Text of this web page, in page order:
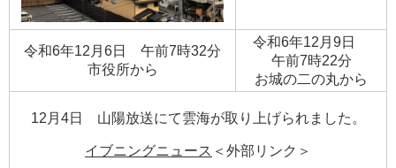
令和6年12月6日 午前7時32分
​市役所から
令和6年12月9日
午前7時22分
​お城の二の丸から
12月4日 山陽放送にて雲海が取り上げられました。
イブニングニュース ＜外部リンク＞